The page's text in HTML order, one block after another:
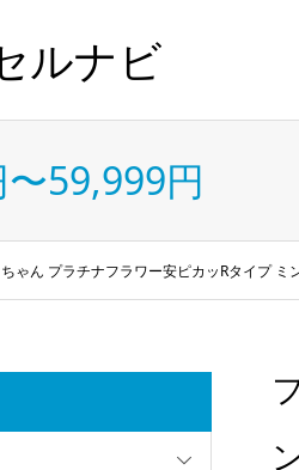
ルナビ
59,999円
ゃん プラチナフラワー安ピカッRタイプ ミ